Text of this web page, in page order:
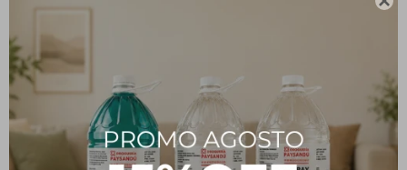
Tipo
Insumos
Descripción